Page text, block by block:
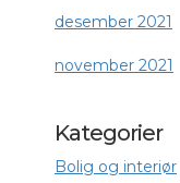
desember 2021
november 2021
Kategorier
Bolig og interiør